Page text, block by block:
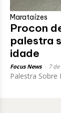
Marataízes
Procon
palestra
idade
Focus News 7
Palestra Sobre